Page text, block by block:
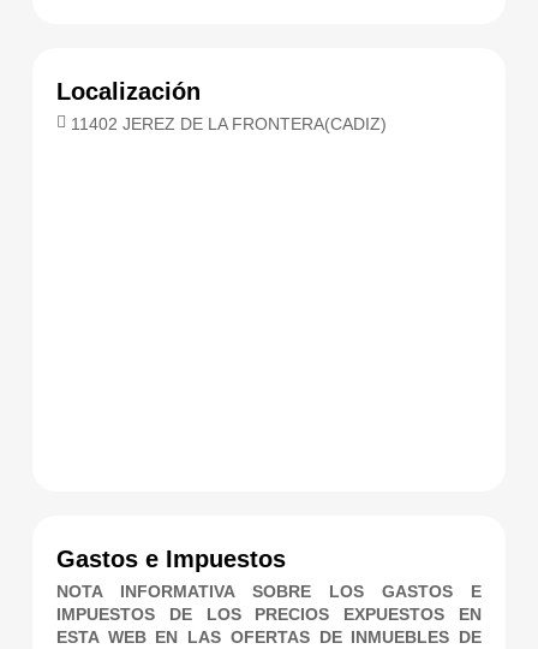
Localización
11402 JEREZ DE LA FRONTERA(CADIZ)
Gastos e Impuestos
NOTA INFORMATIVA SOBRE LOS GASTOS E
IMPUESTOS DE LOS PRECIOS EXPUESTOS EN
ESTA WEB EN LAS OFERTAS DE INMUEBLES DE